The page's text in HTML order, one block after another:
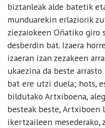
biztanleak alde batetik
munduarekin erlaziorik
ziezaiokeen Oñatiko
desberdin bat. Izaera
izaeran izan zezakeen
ukaezina da beste
bat ere utzi duela; hots,
bildutako Artxiboena,
besteak beste, Artxiboen
ikertzaileen